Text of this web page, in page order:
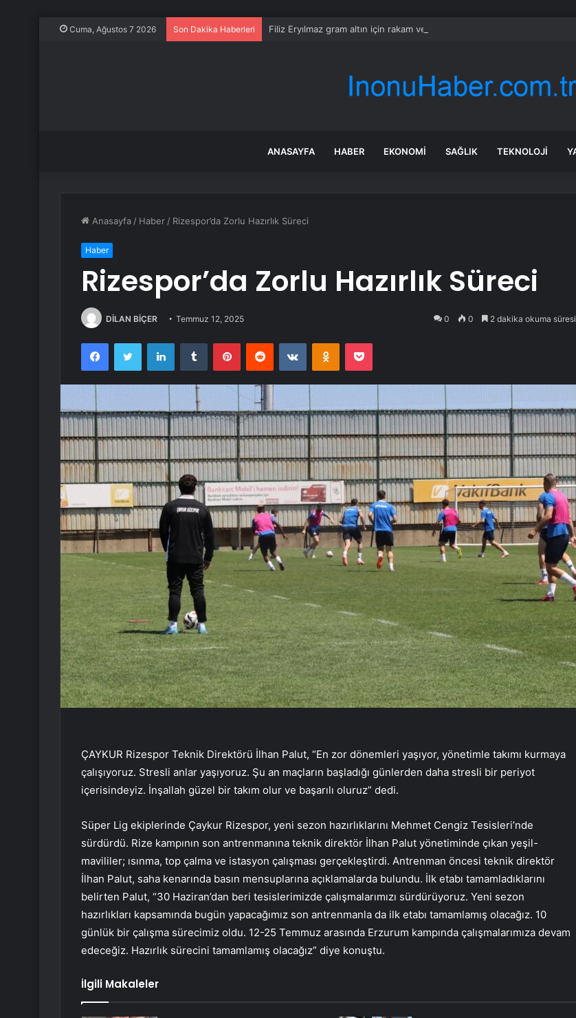
Cuma, Ağustos 7 2026 Son Dakika Haberleri Filiz Eryılmaz gram altın için rakam verdi: Yarın akşama işaret etti
ANASAYFA HABER EKONOMI SAĞLIK TEKNOLOJI
Anasayfa / Haber / Rizespor’da Zorlu Hazırlık Süreci
Haber
Rizespor’da Zorlu Hazırlık Süreci
DİLAN BİÇER Temmuz 12, 2025 0 0 2 dakika okuma süresi
FacebookTwitter LinkedInTumblr PinterestReddit VKontakteOdnoklassniki
Pocket
ÇAYKUR Rizespor Teknik Direktörü İlhan Palut, “En zor dönemleri yaşıyor, yönetimle takımı kurmaya
çalışıyoruz. Stresli anlar yaşıyoruz. Şu an maçların başladığı günlerden daha stresli bir periyot
içerisindeyiz. İnşallah güzel bir takım olur ve başarılı oluruz” dedi.
Süper Lig ekiplerinde Çaykur Rizespor, yeni sezon hazırlıklarını Mehmet Cengiz Tesisleri’nde
sürdürdü. Rize kampının son antrenmanına teknik direktör İlhan Palut yönetiminde çıkan yeşil-
mavililer; ısınma, top çalma ve istasyon çalışması gerçekleştirdi. Antrenman öncesi teknik direktör
İlhan Palut, saha kenarında basın mensuplarına açıklamalarda bulundu. İlk etabı tamamladıklarını
belirten Palut, “30 Haziran’dan beri tesislerimizde çalışmalarımızı sürdürüyoruz. Yeni sezon
hazırlıkları kapsamında bugün yapacağımız son antrenmanla da ilk etabı tamamlamış olacağız. 10
günlük bir çalışma sürecimiz oldu. 12-25 Temmuz arasında Erzurum kampında çalışmalarımıza devam
edeceğiz. Hazırlık sürecini tamamlamış olacağız” diye konuştu.
İlgili Makaleler